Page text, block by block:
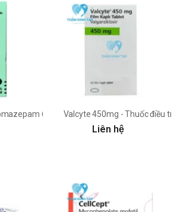
6mg RocheValcyte 450mg - Thuốc điều trị
Liên hệ